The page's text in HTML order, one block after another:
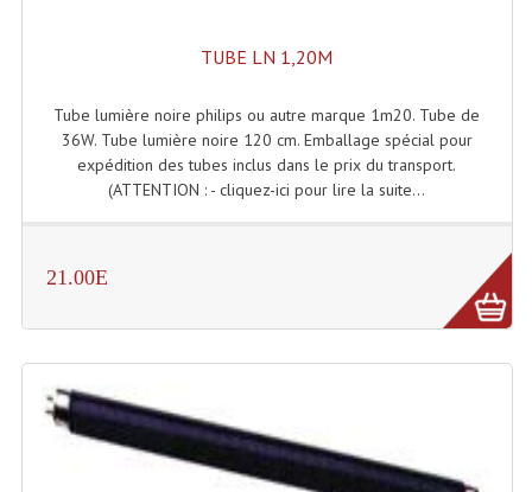
Micro Sans Fil HF UHF 800MHZ
Micros De Studio
Peripheriques Traitements Et Accessoires
Pupitre Pour Discours
Samplers, Échantillonneurs
TUBE LN 1,20M
Tube lumière noire philips ou autre marque 1m20. Tube de
36W. Tube lumière noire 120 cm. Emballage spécial pour
expédition des tubes inclus dans le prix du transport.
(ATTENTION : - cliquez-ici pour lire la suite...
21.00E